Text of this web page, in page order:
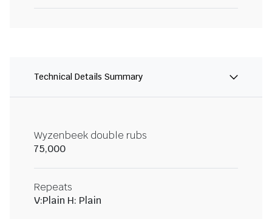
Technical Details Summary
Wyzenbeek double rubs
75,000
Repeats
V:Plain H: Plain